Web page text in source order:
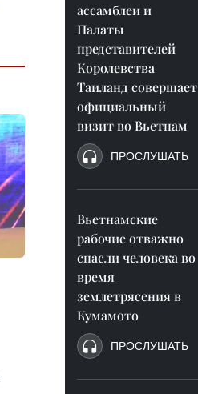
ассамблеи и
Палаты
представителей
Королевства
Таиланд совершает
официальный
визит во Вьетнам
ПРОСЛУШАТЬ
Вьетнамские
рабочие отважно
спасли человека во
время
землетрясения в
Кумамото
ПРОСЛУШАТЬ